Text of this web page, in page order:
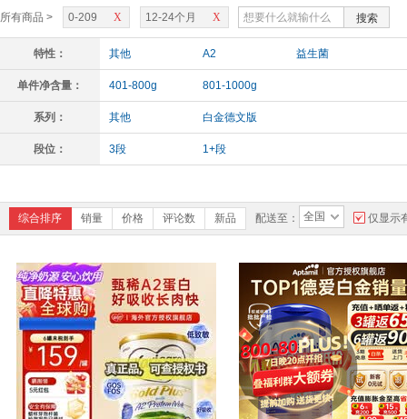
所有商品 > X
0-209 X
12-24个月 搜索
特性： 其他 A2 益生菌
单件净含量： 401-800g 801-1000g
系列： 其他 白金德文版
段位： 3段 1+段
综合排序 销量 价格 评论数 新品 配送至： 全国 仅显示